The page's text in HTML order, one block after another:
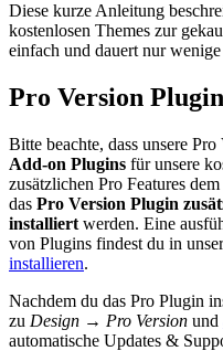
Diese kurze Anleitung
kostenlosen Themes zur
einfach und dauert nur
Pro Version
Bitte beachte, dass unsere
Add-on Plugins für unsere
zusätzlichen Pro Features
das Pro Version Plugin
installiert werden. Eine
von Plugins findest du in
installieren.
Nachdem du das Pro Plugin
zu Design → Pro Version und
automatische Updates &